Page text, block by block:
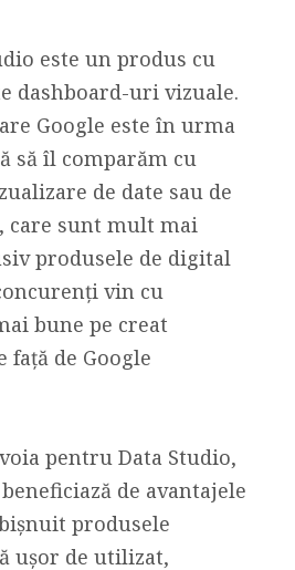
este un produs cu
dashboard-uri vizuale.
Google este în urma
să îl comparăm cu
de date sau de
care sunt mult mai
produsele de digital
vin cu
bune pe creat
față de Google
pentru Data Studio,
de avantajele
produsele
ușor de utilizat,